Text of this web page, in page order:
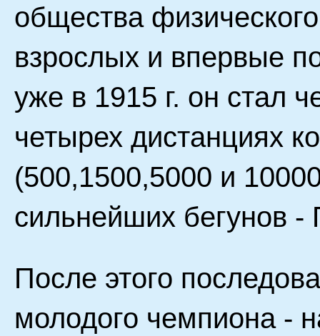
общества
взрослых и впервые
уже в 1915 г. он стал
четырех дистанциях
(500,1500,5000 и
сильнейших бегунов
После этого
молодого чемпиона -